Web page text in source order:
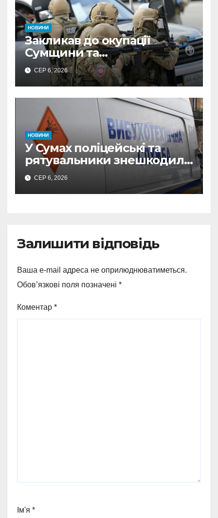
НОВИНИ
Закликав до окупації
Сумщини та
виправдовував обстріли:
СБУ викрила
прокремлівського агітатора
з Охтирки
СЕР 6, 2026
НОВИНИ
У Сумах поліцейські та
рятувальники знешкодили
500-кілограмову авіабомбу
росіян
СЕР 6, 2026
Залишити відповідь
Ваша e-mail адреса не оприлюднюватиметься.
Обов’язкові поля позначені *
Коментар *
Ім'я *